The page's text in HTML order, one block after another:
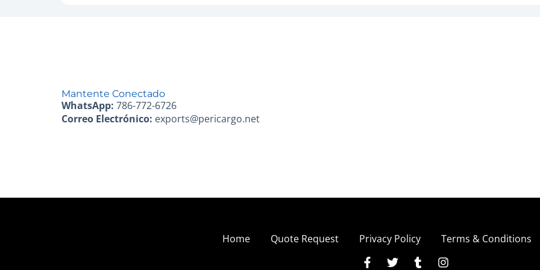
Mantente Conectado
WhatsApp: 786-772-6726
Correo Electrónico: exports@pericargo.net
Home Quote Request Privacy Policy Terms & Conditions